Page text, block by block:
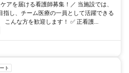
アを届ける看護師募集！／ 当施設では、
指し、チーム医療の一員として活躍できる
こんな方を歓迎します！ ✅ 正看護...
ト